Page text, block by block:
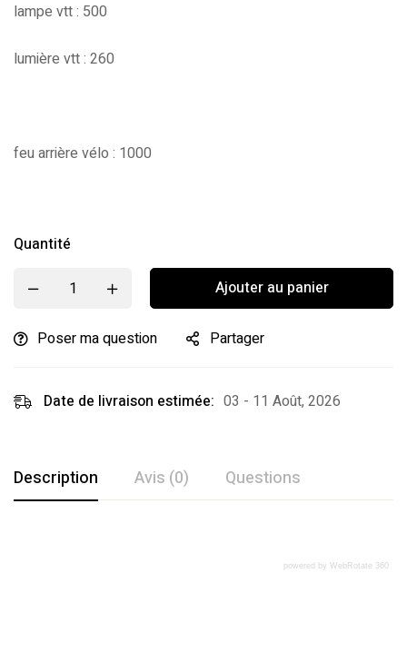
lampe vtt : 500
lumière vtt : 260
feu arrière vélo : 1000
Quantité
Ajouter au panier
Poser ma question Partager
Date de livraison estimée: 03 - 11 Août, 2026
Description Avis (0) Questions
powered by WebRotate 360